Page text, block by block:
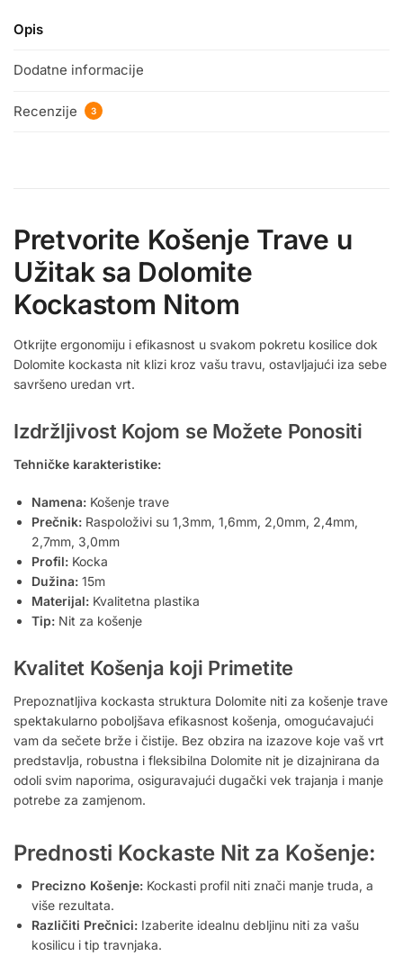
Opis
Dodatne informacije
Recenzije 3
Pretvorite Košenje Trave u
Užitak sa Dolomite
Kockastom Nitom
Otkrijte ergonomiju i efikasnost u svakom pokretu kosilice dok
Dolomite kockasta nit klizi kroz vašu travu, ostavljajući iza sebe
savršeno uredan vrt.
Izdržljivost Kojom se Možete Ponositi
Tehničke karakteristike:
Namena: Košenje trave
Prečnik: Raspoloživi su 1,3mm, 1,6mm, 2,0mm, 2,4mm,
2,7mm, 3,0mm
Profil: Kocka
Dužina: 15m
Materijal: Kvalitetna plastika
Tip: Nit za košenje
Kvalitet Košenja koji Primetite
Prepoznatljiva kockasta struktura Dolomite niti za košenje trave
spektakularno poboljšava efikasnost košenja, omogućavajući
vam da sečete brže i čistije. Bez obzira na izazove koje vaš vrt
predstavlja, robustna i fleksibilna Dolomite nit je dizajnirana da
odoli svim naporima, osiguravajući dugački vek trajanja i manje
potrebe za zamjenom.
Prednosti Kockaste Nit za Košenje:
Precizno Košenje: Kockasti profil niti znači manje truda, a
više rezultata.
Različiti Prečnici: Izaberite idealnu debljinu niti za vašu
kosilicu i tip travnjaka.